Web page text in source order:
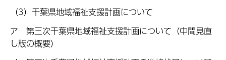
（3）千葉県地域福祉支援計画について
ア 第三次千葉県地域福祉支援計画について（中間見直
し版の概要）